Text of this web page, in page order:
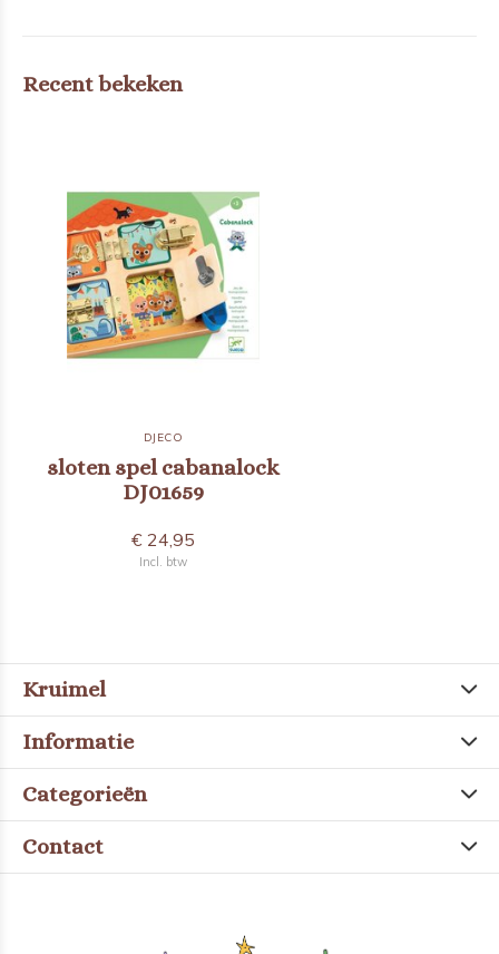
Recent bekeken
DJECO
sloten spel cabanalock
DJ01659
€ 24,95
Incl. btw
Kruimel
Informatie
Categorieën
Contact